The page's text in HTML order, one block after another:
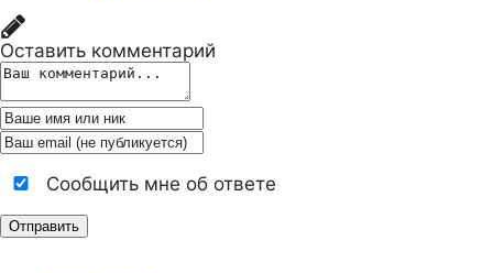
Оставить комментарий
Сообщить мне об ответе